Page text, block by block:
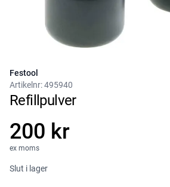
Festool
Artikelnr:495940
Refillpulver
200 kr
ex moms
Slut i lager